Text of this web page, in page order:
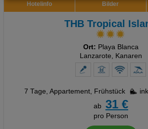
Social Media Cookies
Erweiterte Einstellungen
Hotelinfo Bilder
THB Tropical
Ort: Playa Blanca
Lanzarote, Kanaren
7 Tage, Appartement, Frühstück
ab 31 €
pro Person